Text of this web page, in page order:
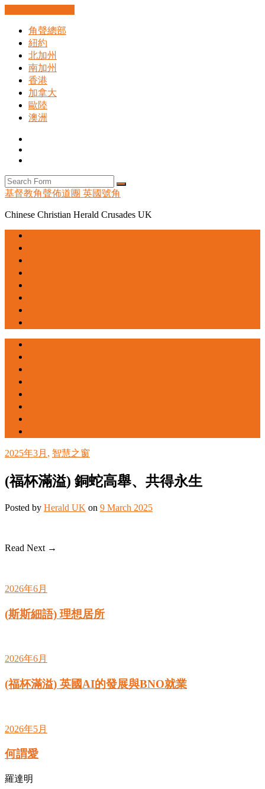
角聲總部
紐約
北加州
南加州
香港
加拿大
歐陸
澳洲
Search
基督教角聲佈道團 英國號角
Chinese Christian Herald Crusades UK
2025年3月 , 智慧之窗
(福杯滿溢) 銅蛇高舉、共得永生
Posted by Herald UK on 9 March 2025
Read Next →
2026年6月
(斯斯細語) 理想居所
2026年6月
(福杯滿溢) 英國AI的發展與BNO就業
2026年5月
何謂愛
羅達明